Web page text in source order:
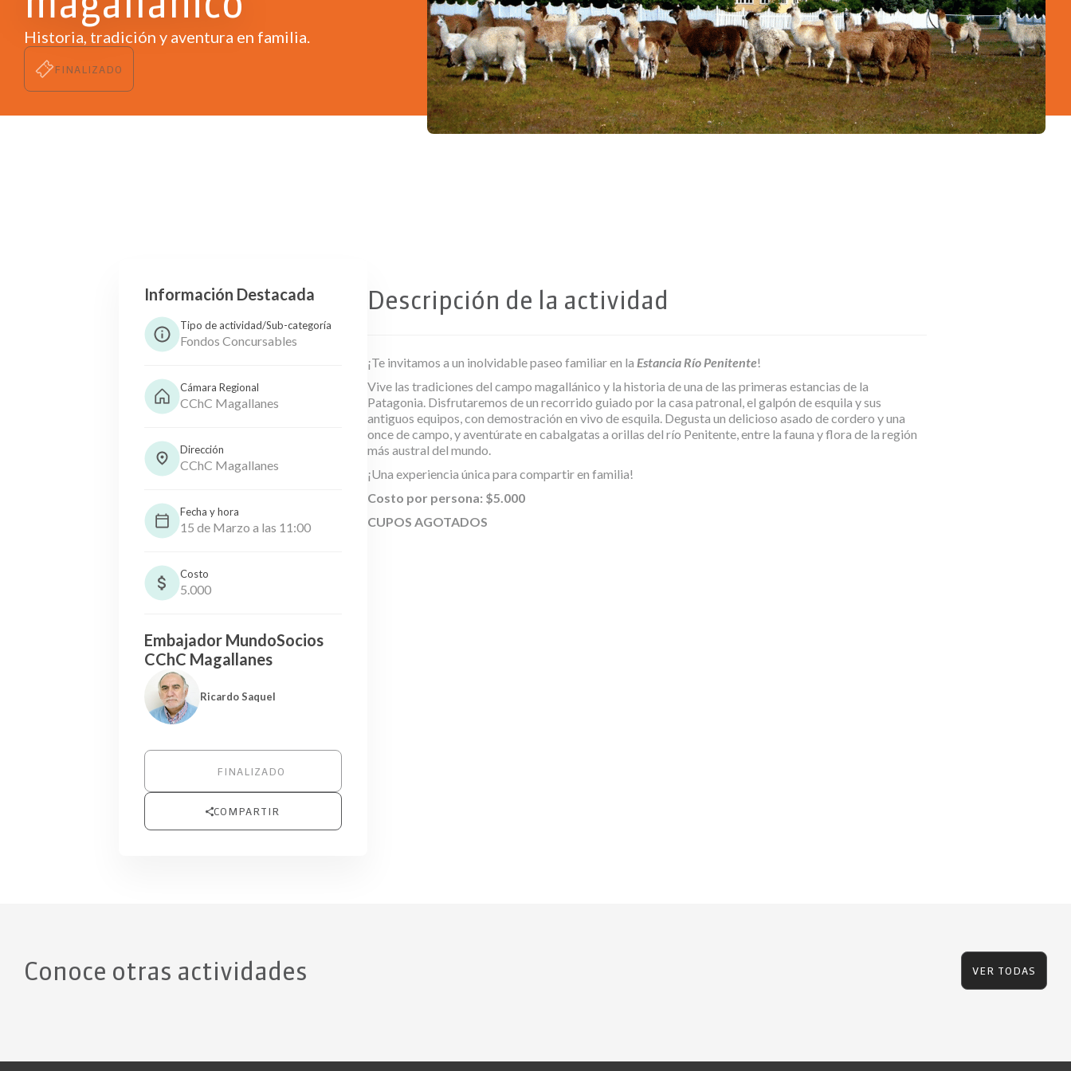
Historia, tradición y aventura en familia.
FINALIZADO
Información Destacada
Tipo de actividad/Sub-categoría
Fondos Concursables
Cámara Regional
CChC Magallanes
Dirección
CChC Magallanes
Fecha y hora
15 de Marzo a las 11:00
Costo
5.000
Embajador MundoSocios
CChC Magallanes
Ricardo Saquel
FINALIZADO
COMPARTIR
Descripción de la actividad
¡Te invitamos a un inolvidable paseo familiar en laEstancia Río Penitente!
Vive las tradiciones del campo magallánico y la historia de una de las primeras estancias de la
Patagonia. Disfrutaremos de un recorrido guiado por la casa patronal, el galpón de esquila y sus
antiguos equipos, con demostración en vivo de esquila. Degusta un delicioso asado de cordero y una
once de campo, y aventúrate en cabalgatas a orillas del río Penitente, entre la fauna y flora de la región
más austral del mundo.
¡Una experiencia única para compartir en familia!
Costo por persona: $5.000
CUPOS AGOTADOS
Conoce otras actividades VER TODAS